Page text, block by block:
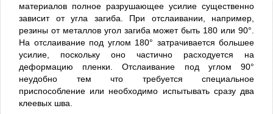
материалов полное разрушающее усилие существенно
зависит от угла загиба. При отслаивании, например,
резины от металлов угол загиба может быть 180 или 90°.
На отслаивание под углом 180° затрачивается большее
усилие, поскольку оно частично расходуется на
деформацию пленки. Отслаивание под углом 90°
неудобно тем что требуется специальное
приспособление или необхо­димо испытывать сразу два
клеевых шва.